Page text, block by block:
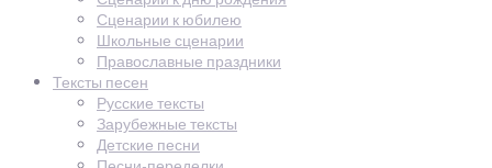
Сценарии к юбилею
Школьные сценарии
Православные праздники
Тексты песен
Русские тексты
Зарубежные тексты
Детские песни